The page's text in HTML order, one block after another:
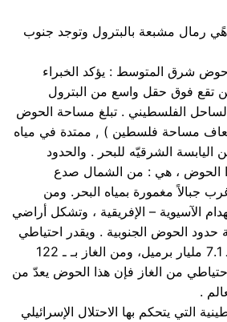
: هًي رمال مشبعة بالبترول وتوجد جنوب
حوض شرق المتوسط : يؤكد الخبراء
تقع فوق حقل واسع من البترول
الفلسطيني . تبلغ مساحة الحوض
( ثلاثة أضعاف مساحة فلسطين ) , ممتدة في مياه
الشرقيّه للبحر . والحدود
الحوض ، هي : من الشمال صدع
جبالاً مغمورة بمياه البحر. ومن
الآسيوية – الإفريقية ، وتشكل أراضي
حدود الحوض الجنوبية . ويقدر احتياطي
هذا الحوض من النفط بـ 7.1 مليار برميل، ومن الغاز بـ ـ 122
. وبهذا الاحتياطي من الغاز فإن هذا الحوض يعدّ من
.
التي يتحكم بها الاحتلال الإسرائيلي